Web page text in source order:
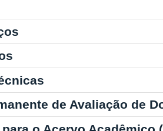
de Avaliação de